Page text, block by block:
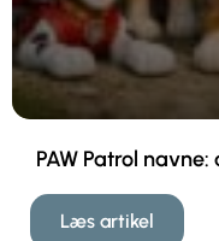
PAW Patrol
Læs artikel